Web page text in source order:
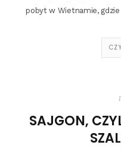
pobyt w Wiet­na­mie,
SAJGON,